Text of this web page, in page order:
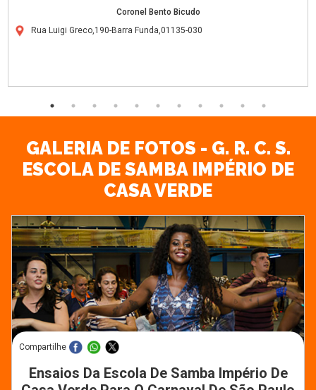
Coronel Bento Bicudo
Rua Luigi Greco,190-Barra Funda,01135-030
GALERIA DE FOTOS - G. R. C. S.
ESCOLA DE SAMBA IMPÉRIO DE
CASA VERDE
Compartilhe
Ensaios Da Escola De Samba Império De